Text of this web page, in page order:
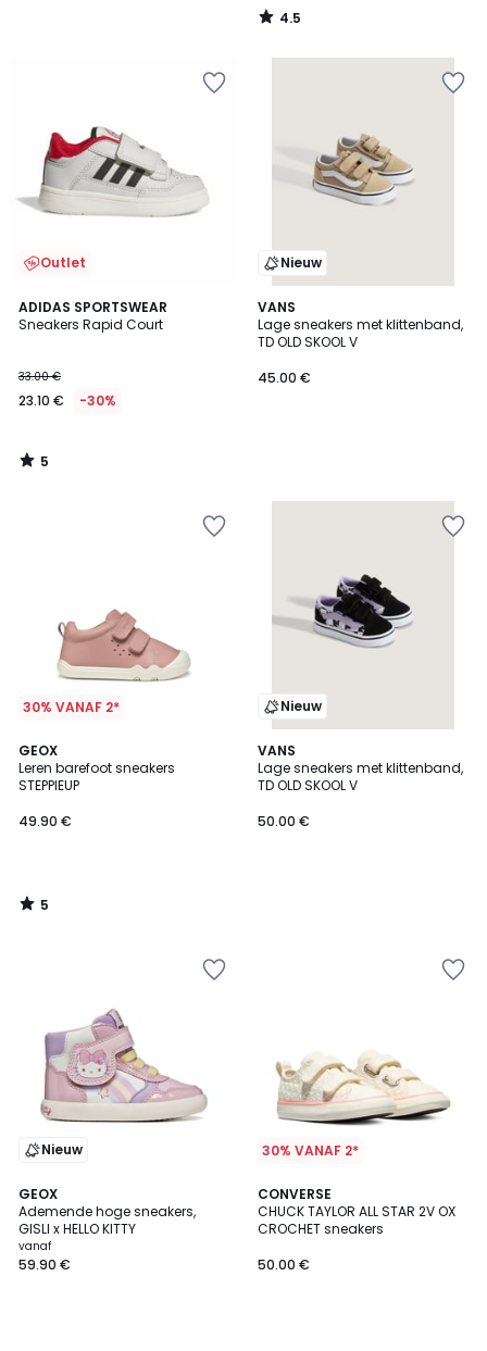
4.5
/
Outlet
ADIDAS SPORTSWEAR
Sneakers Rapid Court
33.00 €
23.10 € -30%
5
/
5
/
Nieuw
VANS
Lage sneakers met klittenband,
TD OLD SKOOL V
45.00 €
30% VANAF 2*
GEOX
Leren barefoot sneakers
STEPPIEUP
49.90 €
5
/
5
5
/
Nieuw
VANS
Lage sneakers met klittenband,
TD OLD SKOOL V
50.00 €
Nieuw
GEOX
Ademende hoge sneakers,
GISLI x HELLO KITTY
vanaf
59.90 €
30% VANAF 2*
CONVERSE
CHUCK TAYLOR ALL STAR 2V OX
CROCHET sneakers
50.00 €